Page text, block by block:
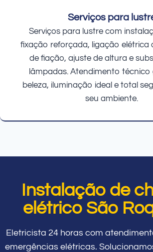
Serviços para
Serviços para lustre com
fixação reforçada, ligação elétrica
de fiação, ajuste de altura e
lâmpadas. Atendimento
beleza, iluminação ideal e total
seu ambiente.
Instalação de
elétrico São
Eletricista 24 horas com
emergências elétricas.